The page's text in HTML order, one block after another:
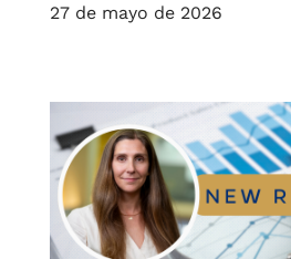
27 de mayo de 2026